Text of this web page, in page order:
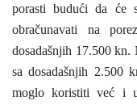
porasti budući da će
obračunavati na
dosadašnjih 17.500 kn.
sa dosadašnjih 2.500
moglo koristiti već i